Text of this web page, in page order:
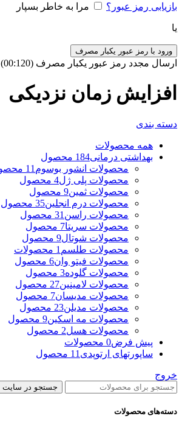
بازیابی رمز عبور؟ مرا به خاطر بسپار
یا
ورود با رمز عبور یکبار مصرف
ارسال مجدد رمز عبور یکبار مصرف (00:
120
)
افزایش زمان نزدیکی
دسته بندی
همه محصولات
بهداشتی درمانی184 محصول
محصولات انشور بوسوم 11 محصول
محصولات پلی ژل4 محصول
محصولات ثمین9 محصول
محصولات درم انجلین35 محصول
محصولات راسن 31 محصول
محصولات سریتا7 محصول
محصولات شوتال9 محصول
محصولات طلسم 1 محصولات
محصولات فیتو وان6 محصول
محصولات گلوده3 محصول
محصولات لامینین27 محصول
محصولات مدیسان7 محصول
محصولات مدیلن23 محصول
محصولات مه اسکین9 محصول
محصولات هسل2 محصول
پیش فرض0 محصولات
ساپورتهای ارتوپدی 11 محصول
خروج
جستجو در سایت
دسته‌های محصولات